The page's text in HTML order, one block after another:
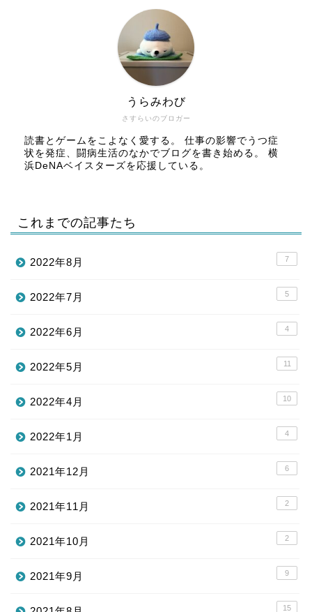
さすらいのブロガー
うらみわび
読書とゲームをこよなく愛する。 仕事の影響でうつ症
状を発症、闘病生活のなかでブログを書き始める。 横
浜DeNAベイスターズを応援している。
これまでの記事たち
2022年8月 7
2022年7月 5
2022年6月 4
2022年5月 11
2022年4月 10
2022年1月 4
2021年12月 6
2021年11月 2
2021年10月 2
2021年9月 9
15